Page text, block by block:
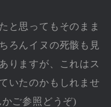
と思ってもそのまま
ろんイヌの死骸も見
りますが、これはス
いたのかもしれませ
かご参照どうぞ)